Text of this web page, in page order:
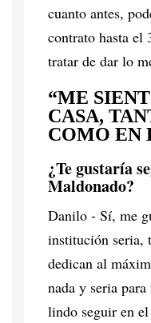
cuanto antes,
contrato hasta el
tratar de dar lo
“ME
CASA,
COMO EN
¿Te gustaría
Maldonado?
Danilo - Sí, me
institución seria,
dedican al
nada y seria
lindo seguir en